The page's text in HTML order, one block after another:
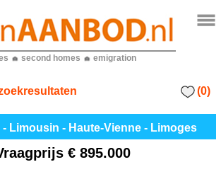
second homes emigration
(0)
Limousin - Haute-Vienne - Limoges
€ 895.000